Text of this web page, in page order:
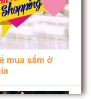
mua sắm ở